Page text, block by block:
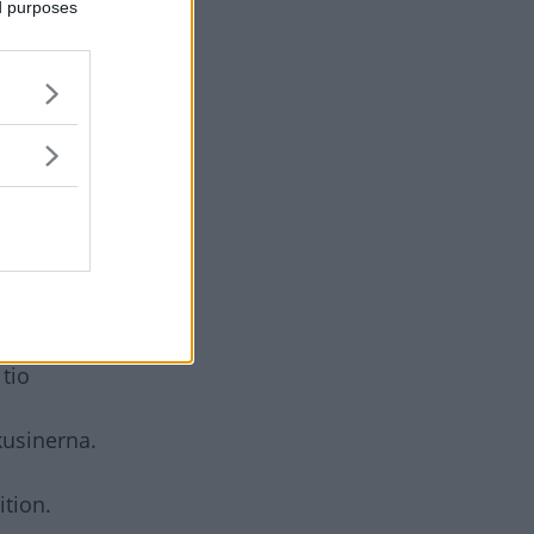
purposes
som
Auris
ett
och